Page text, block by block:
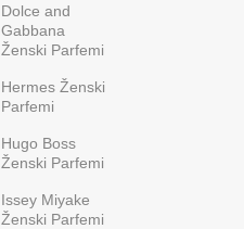
Dolce and
Gabbana
Ženski Parfemi
Hermes Ženski
Parfemi
Hugo Boss
Ženski Parfemi
Issey Miyake
Ženski Parfemi